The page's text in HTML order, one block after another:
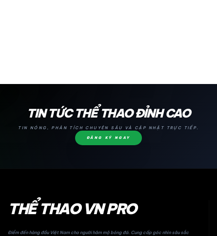
TIN TỨC THỂ THAO ĐỈNH CAO
TIN NÓNG, PHÂN TÍCH CHUYÊN SÂU VÀ CẬP NHẬT TRỰC TIẾP.
ĐĂNG KÝ NGAY
THỂ THAO VN PRO
Điểm đến hàng đầu Việt Nam cho người hâm mộ bóng đá. Cung cấp góc nhìn sâu sắc